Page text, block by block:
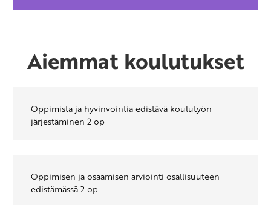
Aiemmat koulutukset
Oppimista ja hyvinvointia edistävä koulutyön
järjestäminen 2 op
Oppimisen ja osaamisen arviointi osallisuuteen
edistämässä 2 op